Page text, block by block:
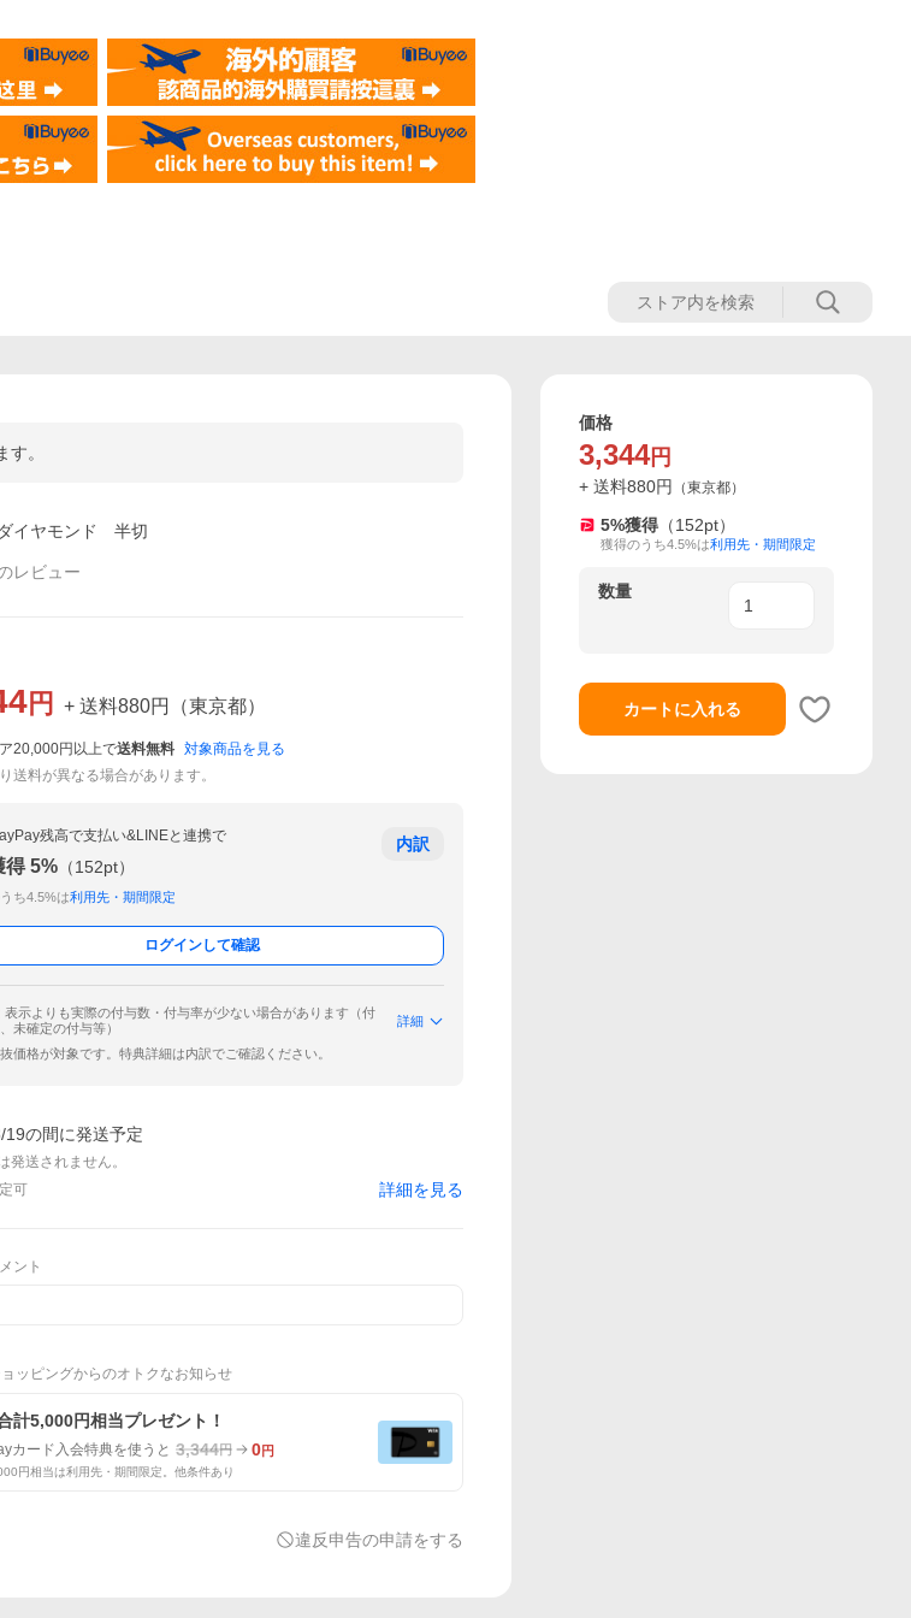
。
イヤモンド 半切
レビュー
円 + 送料880円 （東京都）
20,000円以上で送料無料 対象商品を見る
送料が異なる場合があります。
残高で支払い&LINEと連携で
得 5% （152pt）
ち4.5%は利用先・期間限定
内訳
ログインして確認
表示よりも実際の付与数・付与率が少ない場合があります（付
未確定の付与等）
詳細
価格が対象です。特典詳細は内訳でご確認ください。
19の間に発送予定
発送されません。
可
詳細を見る
ント
ッピングからのオトクなお知らせ
計5,000円相当プレゼント！
カード入会特典を使うと 3,344円 0円
円相当は利用先・期間限定。他条件あり
違反申告の申請をする
価格
3,344円
+ 送料880円 （東京都）
5%獲得 （152pt）
獲得のうち4.5%は利用先・期間限定
数量
カートに入れる